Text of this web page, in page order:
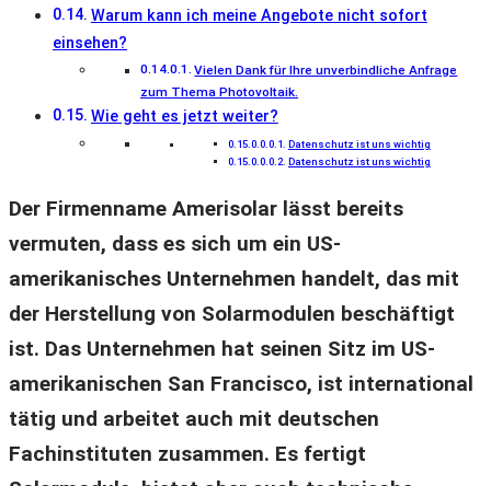
Warum kann ich meine Angebote nicht sofort
einsehen?
Vielen Dank für Ihre unverbindliche Anfrage
zum Thema Photovoltaik.
Wie geht es jetzt weiter?
Datenschutz ist uns wichtig
Datenschutz ist uns wichtig
Der Firmenname Amerisolar lässt bereits
vermuten, dass es sich um ein US-
amerikanisches Unternehmen handelt, das mit
der Herstellung von Solarmodulen beschäftigt
ist. Das Unternehmen hat seinen Sitz im US-
amerikanischen San Francisco, ist international
tätig und arbeitet auch mit deutschen
Fachinstituten zusammen. Es fertigt